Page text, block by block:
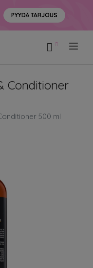
PYYDÄ TARJOUS
Conditioner
500 ml